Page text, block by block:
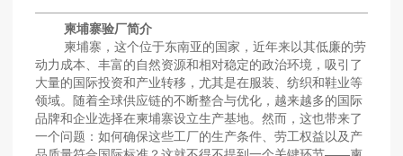
柬埔寨验厂简介
柬埔寨，这个位于东南亚的国家，近年来以其低廉的劳
动力成本、丰富的自然资源和相对稳定的政治环境，吸引了
大量的国际投资和产业转移，尤其是在服装、纺织和鞋业等
领域。随着全球供应链的不断整合与优化，越来越多的国际
品牌和企业选择在柬埔寨设立生产基地。然而，这也带来了
一个问题：如何确保这些工厂的生产条件、劳工权益以及产